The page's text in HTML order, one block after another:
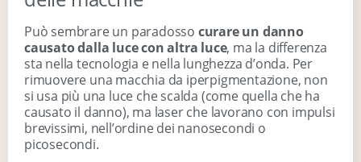
Può sembrare un paradosso curare un danno
causato dalla luce con altra luce, ma la differenza
sta nella tecnologia e nella lunghezza d’onda. Per
rimuovere una macchia da iperpigmentazione, non
si usa più una luce che scalda (come quella che ha
causato il danno), ma laser che lavorano con impulsi
brevissimi, nell’ordine dei nanosecondi o
picosecondi.